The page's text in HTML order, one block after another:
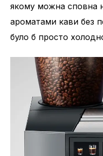
якому можна сповна
ароматами кави без
було б просто